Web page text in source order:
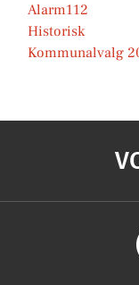
Alarm112
Historisk
Kommunalvalg